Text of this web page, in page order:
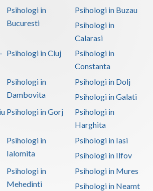
Psihologi in
Bucuresti
Psihologi in Buzau
Psihologi in
Calarasi
Psihologi in Cluj
Psihologi in
Constanta
Psihologi in
Dambovita
Psihologi in Dolj
Psihologi in Galati
Psihologi in Gorj
Psihologi in
Harghita
Psihologi in
Ialomita
Psihologi in Iasi
Psihologi in Ilfov
Psihologi in
Mehedinti
Psihologi in Mures
Psihologi in Neamt